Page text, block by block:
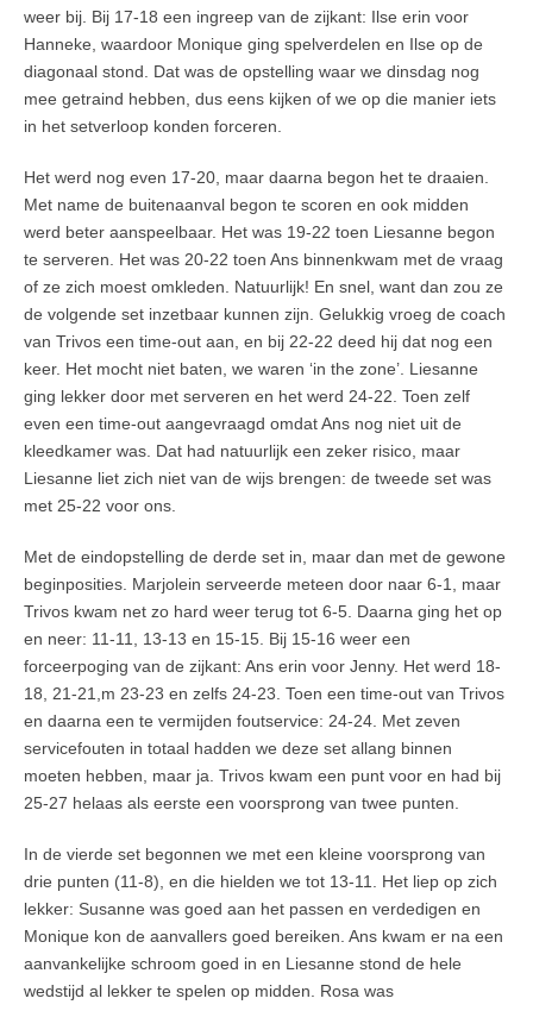
weer bij. Bij 17-18 een ingreep van de zijkant: Ilse erin voor
Hanneke, waardoor Monique ging spelverdelen en Ilse op de
diagonaal stond. Dat was de opstelling waar we dinsdag nog
mee getraind hebben, dus eens kijken of we op die manier iets
in het setverloop konden forceren.
Het werd nog even 17-20, maar daarna begon het te draaien.
Met name de buitenaanval begon te scoren en ook midden
werd beter aanspeelbaar. Het was 19-22 toen Liesanne begon
te serveren. Het was 20-22 toen Ans binnenkwam met de vraag
of ze zich moest omkleden. Natuurlijk! En snel, want dan zou ze
de volgende set inzetbaar kunnen zijn. Gelukkig vroeg de coach
van Trivos een time-out aan, en bij 22-22 deed hij dat nog een
keer. Het mocht niet baten, we waren ‘in the zone’. Liesanne
ging lekker door met serveren en het werd 24-22. Toen zelf
even een time-out aangevraagd omdat Ans nog niet uit de
kleedkamer was. Dat had natuurlijk een zeker risico, maar
Liesanne liet zich niet van de wijs brengen: de tweede set was
met 25-22 voor ons.
Met de eindopstelling de derde set in, maar dan met de gewone
beginposities. Marjolein serveerde meteen door naar 6-1, maar
Trivos kwam net zo hard weer terug tot 6-5. Daarna ging het op
en neer: 11-11, 13-13 en 15-15. Bij 15-16 weer een
forceerpoging van de zijkant: Ans erin voor Jenny. Het werd 18-
18, 21-21,m 23-23 en zelfs 24-23. Toen een time-out van Trivos
en daarna een te vermijden foutservice: 24-24. Met zeven
servicefouten in totaal hadden we deze set allang binnen
moeten hebben, maar ja. Trivos kwam een punt voor en had bij
25-27 helaas als eerste een voorsprong van twee punten.
In de vierde set begonnen we met een kleine voorsprong van
drie punten (11-8), en die hielden we tot 13-11. Het liep op zich
lekker: Susanne was goed aan het passen en verdedigen en
Monique kon de aanvallers goed bereiken. Ans kwam er na een
aanvankelijke schroom goed in en Liesanne stond de hele
wedstijd al lekker te spelen op midden. Rosa was